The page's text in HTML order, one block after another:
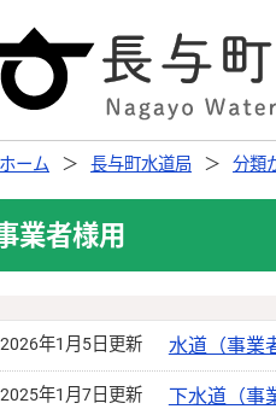
ホーム 長与町水道局 分類
業者様用
2026年1月5日更新 水道（事業
2025年1月7日更新 下水道（事